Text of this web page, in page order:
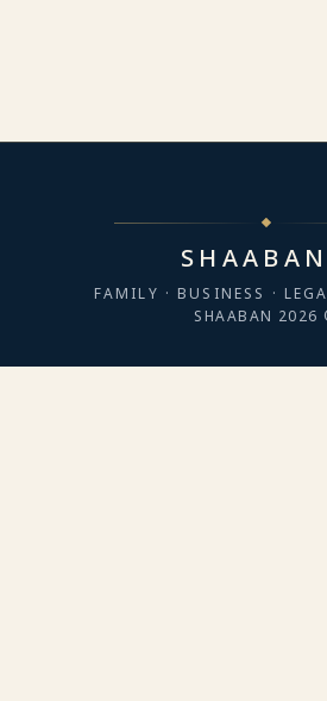
FAMILY · BUSINESS